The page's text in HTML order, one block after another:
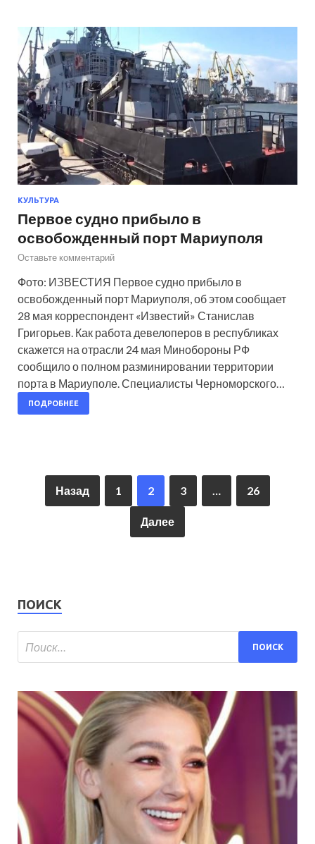
КУЛЬТУРА
Первое судно прибыло в
освобожденный порт Мариуполя
Оставьте комментарий
Фото: ИЗВЕСТИЯ Первое судно прибыло в
освобожденный порт Мариуполя, об этом сообщает
28 мая корреспондент «Известий» Станислав
Григорьев. Как работа девелоперов в республиках
скажется на отрасли 24 мая Минобороны РФ
сообщило о полном разминировании территории
порта в Мариуполе. Специалисты Черноморского…
ПОДРОБНЕЕ
Назад 1 2 3 … 26
Далее
ПОИСК